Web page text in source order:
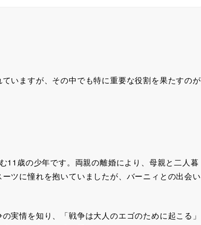
いますが、その中でも特に重要な役割を果たすのが
11歳の少年です。両親の離婚により、母親と二人暮
ツに憧れを抱いていましたが、バーニィとの出会い
実情を知り、「戦争は大人のエゴのために起こる」